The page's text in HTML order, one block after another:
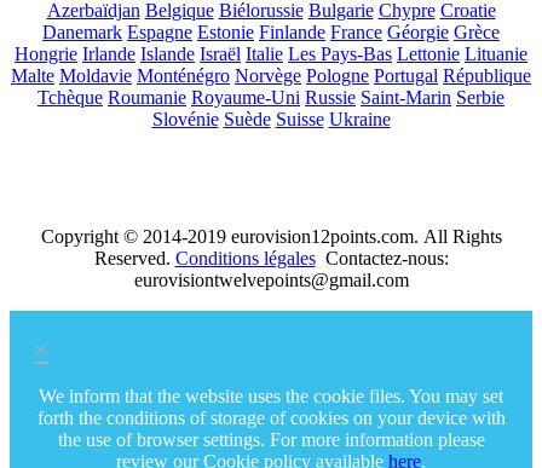
Azerbaïdjan Belgique Biélorussie Bulgarie Chypre Croatie
Danemark Espagne Estonie Finlande France Géorgie Grèce
Hongrie Irlande Islande Israël Italie Les Pays-Bas Lettonie Lituanie
Malte Moldavie Monténégro Norvège Pologne Portugal République
Tchèque Roumanie Royaume-Uni Russie Saint-Marin Serbie
Slovénie Suède Suisse Ukraine
Copyright © 2014-2019 eurovision12points.com. All Rights
Reserved. Conditions légalesContactez-nous:
eurovisiontwelvepoints@gmail.com
×
We inform that the website uses the cookie files. You may set
forth the conditions of storage of cookies on your device with
the use of browser settings. For more information please
review our Cookie policy available here.